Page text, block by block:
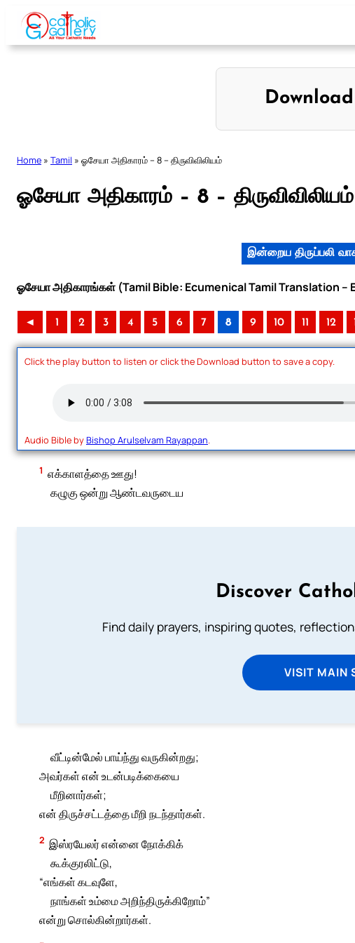
Skip
content
Home » Tamil » ஓசேயா அதிகாரம் – 8 – திருவிவிலியம்
ஓசேயா அதிகாரம் – 8 – திருவிவிலியம்
இன்றைய திருப்பலி
ஓசேயா அதிகாரங்கள் (Tamil Bible: Ecumenical Tamil Translation –
◄ 1 2 3 4 5 6 7 8 9 10 11 12
Click the play button to listen or click the Download button to save a copy.
Audio Bible byBishop Arulselvam Rayappan.
1 எக்காளத்தை ஊது!
கழுகு ஒன்று ஆண்டவருடைய
Discover
Find daily prayers, inspiring quotes,
VISIT MAIN
வீட்டின்மேல் பாய்ந்து வருகின்றது;
அவர்கள் என் உடன்படிக்கையை
மீறினார்கள்;
என் திருச்சட்டத்தை மீறி நடந்தார்கள்.
2 இஸ்ரயேலர் என்னை நோக்கிக்
கூக்குரலிட்டு,
“எங்கள் கடவுளே,
நாங்கள் உம்மை அறிந்திருக்கிறோம்”
என்று சொல்கின்றார்கள்.